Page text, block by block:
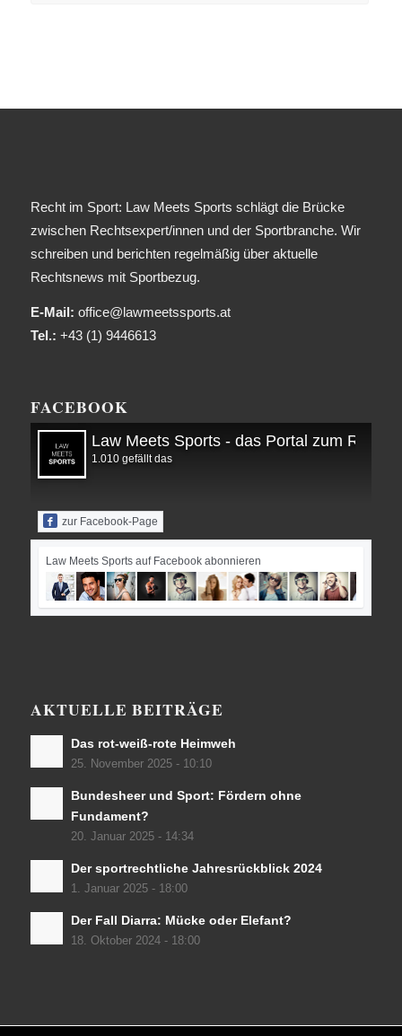
Recht im Sport: Law Meets Sports schlägt die Brücke
zwischen Rechtsexpert/innen und der Sportbranche. Wir
schreiben und berichten regelmäßig über aktuelle
Rechtsnews mit Sportbezug.
E-Mail: office@lawmeetssports.at
Tel.: +43 (1) 9446613
FACEBOOK
Law Meets Sports - das Portal zum Recht
1.010 gefällt das
zur Facebook-Page
Law Meets Sports auf Facebook abonnieren
AKTUELLE BEITRÄGE
Das rot-weiß-rote Heimweh
25. November 2025 - 10:10
Bundesheer und Sport: Fördern ohne
Fundament?
20. Januar 2025 - 14:34
Der sportrechtliche Jahresrückblick 2024
1. Januar 2025 - 18:00
Der Fall Diarra: Mücke oder Elefant?
18. Oktober 2024 - 18:00